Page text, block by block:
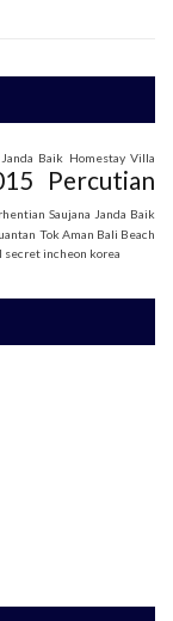
Baik Homestay Villa
Percutian
Saujana Janda Baik
Tok Aman Bali Beach
secret incheon korea